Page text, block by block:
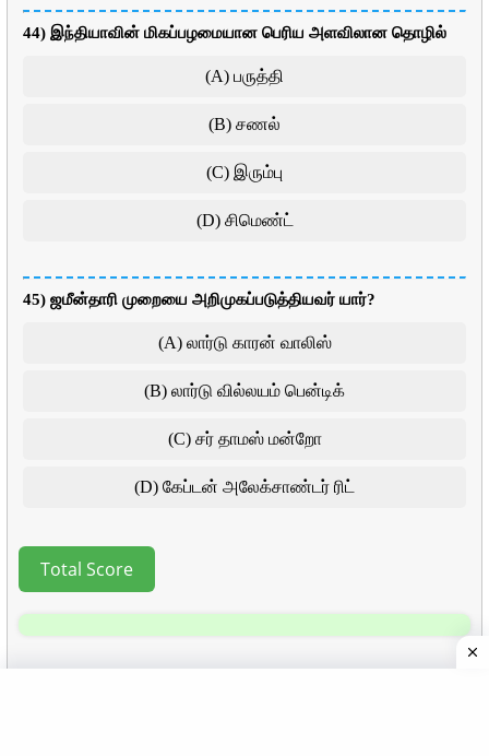
44) இந்தியாவின் மிகப்பழமையான பெரிய அளவிலான தொழில்
(A) பருத்தி
(B) சணல்
(C) இரும்பு
(D) சிமெண்ட்
45) ஜமீன்தாரி முறையை அறிமுகப்படுத்தியவர் யார்?
(A) லார்டு காரன் வாலிஸ்
(B) லார்டு வில்லயம் பென்டிக்
(C) சர் தாமஸ் மன்றோ
(D) கேப்டன் அலேக்சாண்டர் ரிட்
Total Score